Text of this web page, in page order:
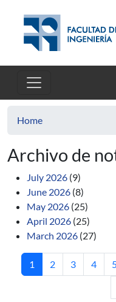
Home
Archivo de
July 2026 (9)
June 2026 (8)
May 2026 (25)
April 2026 (25)
March 2026 (27)
Current page
1 Page
2 Page
3 Page
4